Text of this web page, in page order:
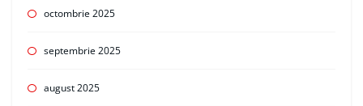
octombrie 2025
septembrie 2025
august 2025